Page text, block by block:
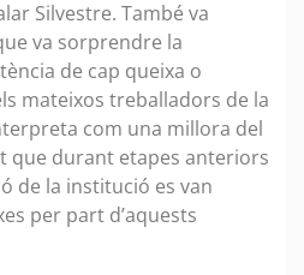
Silvestre. També va
va sorprendre la
de cap queixa o
mateixos treballadors de la
com una millora del
que durant etapes anteriors
de la institució es van
per part d’aquests